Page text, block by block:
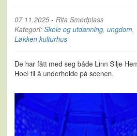
07.11.2025 - Rita Smedplass
Kategori: Skole og utdanning, ungdom,
Løkken kulturhus
De har fått med seg både Linn Silje
Hoel til å underholde på scenen.